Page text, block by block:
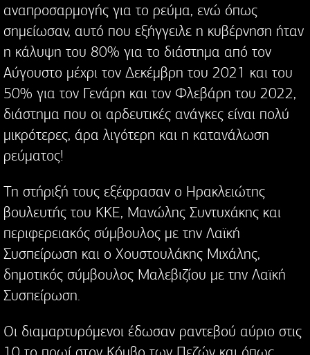
αναπροσαρμογής για το ρεύμα, ενώ όπως
σημείωσαν, αυτό που εξήγγειλε η κυβέρνηση ήταν
η κάλυψη του 80% για το διάστημα από τον
Αύγουστο μέχρι τον Δεκέμβρη του 2021 και του
50% για τον Γενάρη και τον Φλεβάρη του 2022,
διάστημα που οι αρδευτικές ανάγκες είναι πολύ
μικρότερες, άρα λιγότερη και η κατανάλωση
ρεύματος!
Τη στήριξή τους εξέφρασαν ο Ηρακλειώτης
βουλευτής του ΚΚΕ, Μανώλης Συντυχάκης και
περιφερειακός σύμβουλος με την Λαϊκή
Συσπείρωση και ο Χουστουλάκης Μιχάλης,
δημοτικός σύμβουλος Μαλεβιζίου με την Λαϊκή
Συσπείρωση.
Οι διαμαρτυρόμενοι έδωσαν ραντεβού αύριο στις